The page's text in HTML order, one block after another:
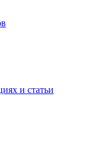
и статьи